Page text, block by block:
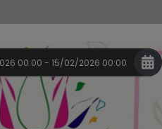
00:00 - 15/02/2026 00:00